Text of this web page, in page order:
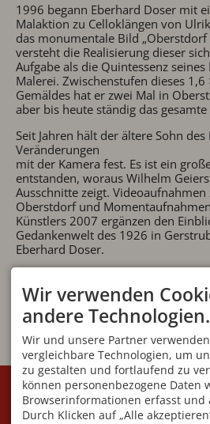
1996 begann Eberhard Doser mit
Malaktion zu Celloklängen von
das monumentale Bild „Oberstdorf
versteht die Realisierung dieser
Aufgabe als die Quintessenz
Malerei. Zwischenstufen dieses
Gemäldes hat er zwei Mal in
aber bis heute ständig das
Seit Jahren hält der ältere Sohn
Veränderungen
mit der Kamera fest. Es ist ein
entstanden, woraus Wilhelm
Ausschnitte zeigt.
Oberstdorf und
Künstlers 2007 ergänzen den
Gedankenwelt des 1926 in
Eberhard Doser.
KONTAKT
Initiative Villa Jauss e.V
Fuggerstraße 7
VEREIN
Angelika
Wir verwenden
andere Technologien.
Wir und unsere Partner
vergleichbare Technologien, um
zu gestalten und fortlaufend zu
können personenbezogene Daten
Browserinformationen erfasst und
Durch Klicken auf „Alle